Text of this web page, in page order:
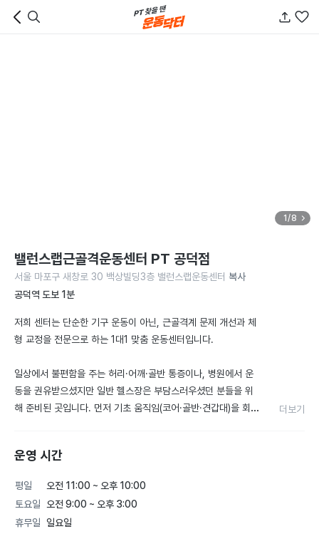
1/8
밸런스랩근골격운동센터 PT 공덕점
서울 마포구 새창로 30 백상빌딩3층 밸런스랩운동센터 복사
공덕역 도보 1분
저희 센터는 단순한 기구 운동이 아닌, 근골격계 문제 개선과 체
형 교정을 전문으로 하는 1대1 맞춤 운동센터입니다.
일상에서 불편함을 주는 허리·어깨·골반 통증이나, 병원에서 운
동을 권유받으셨지만 일반 헬스장은 부담스러우셨던 분들을 위
해 준비된 곳입니다. 먼저 기초 움직임(코어·골반·견갑대)을 회복
니다.
✔️ 전문성 있는 지도
스포츠의학 전공 트레이너 상주
필라테스 원리부터 근골격 재활, 생활근력 강화까지 적용
더보기
운영 시간
평일
오전 11:00 ~ 오후 10:00
토요일
오전 9:00 ~ 오후 3:00
휴무일
일요일